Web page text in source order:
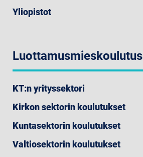
Yliopistot
Luottamusmieskoulutus
KT:n yrityssektori
Kirkon sektorin koulutukset
Kuntasektorin koulutukset
Valtiosektorin koulutukset